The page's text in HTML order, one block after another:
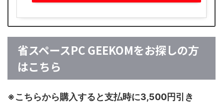
省スペースPC GEEKOMをお探しの方
はこちら
※こちらから購入すると支払時に3,500円引き